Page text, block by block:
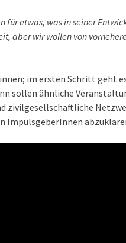
für etwas, was in seiner
aber wir wollen von
im ersten Schritt geht
sollen ähnliche
zivilgesellschaftliche
ImpulsgeberInnen